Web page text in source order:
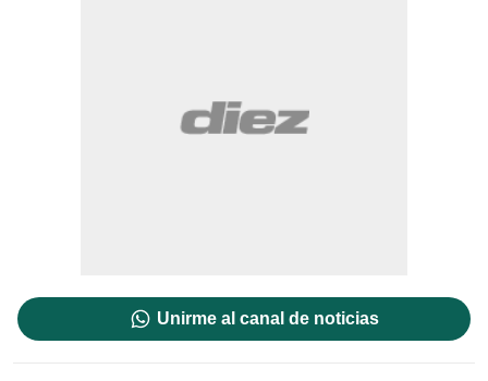
Unirme al canal de noticias